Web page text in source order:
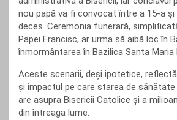
nou papă va fi convocat între a 15-a și
deces. Ceremonia funerară,
Papei Francisc, ar urma să aibă loc în
înmormântarea în Bazilica Santa Maria
Aceste scenarii, deși ipotetice,
și impactul pe care starea de sănătate
are asupra Bisericii Catolice și a
din întreaga lume.